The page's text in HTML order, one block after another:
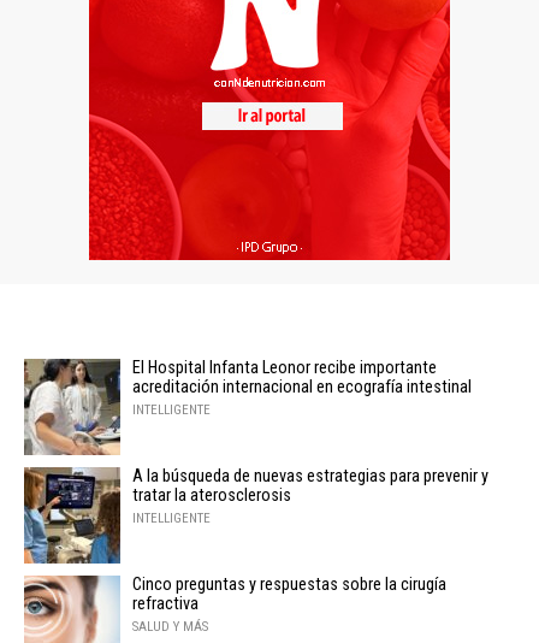
El Hospital Infanta Leonor recibe importante
acreditación internacional en ecografía intestinal
INTELLIGENTE
A la búsqueda de nuevas estrategias para prevenir y
tratar la aterosclerosis
INTELLIGENTE
Cinco preguntas y respuestas sobre la cirugía
refractiva
SALUD Y MÁS